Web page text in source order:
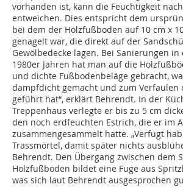
vorhanden ist, kann die Feuchtigkeit
entweichen. Dies entspricht dem
bei dem der Holzfußboden auf 10 cm x
genagelt war, die direkt auf der
Gewölbedecke lagen. Bei Sanierungen
1980er Jahren hat man auf die
und dichte Fußbodenbeläge gebracht,
dampfdicht gemacht und zum Verfaulen
geführt hat“, erklärt Behrendt. In der
Treppenhaus verlegte er bis zu 5 cm
den noch erdfeuchten Estrich, die er im
zusammengesammelt hatte. „Verfugt
Trassmörtel, damit später nichts
Behrendt. Den Übergang zwischen dem
Holzfußboden bildet eine Fuge aus
was sich laut Behrendt ausgesprochen